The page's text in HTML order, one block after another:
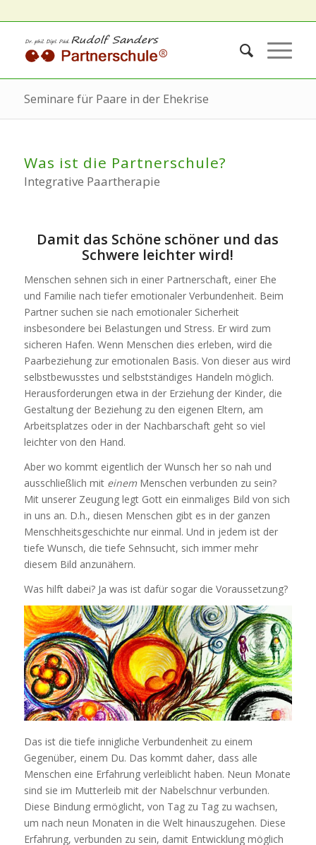
Seminare für Paare in der Ehekrise
Was ist die Partnerschule?
Integrative Paartherapie
Damit das Schöne schöner und das
Schwere leichter wird!
Menschen sehnen sich in einer Partnerschaft, einer Ehe
und Familie nach tiefer emotionaler Verbundenheit. Beim
Partner suchen sie nach emotionaler Sicherheit
insbesondere bei Belastungen und Stress. Er wird zum
sicheren Hafen. Wenn Menschen dies erleben, wird die
Paarbeziehung zur emotionalen Basis. Von dieser aus wird
selbstbewusstes und selbstständiges Handeln möglich.
Herausforderungen etwa in der Erziehung der Kinder, die
Gestaltung der Beziehung zu den eigenen Eltern, am
Arbeitsplatzes oder in der Nachbarschaft geht so viel
leichter von den Hand.
Aber wo kommt eigentlich der Wunsch her so nah und
ausschließlich mit einemMenschen verbunden zu sein?
Mit unserer Zeugung legt Gott ein einmaliges Bild von sich
in uns an. D.h., diesen Menschen gibt es in der ganzen
Menschheitsgeschichte nur einmal. Und in jedem ist der
tiefe Wunsch, die tiefe Sehnsucht, sich immer mehr
diesem Bild anzunähern.
Was hilft dabei? Ja was ist dafür sogar die Voraussetzung?
Das ist die tiefe innigliche Verbundenheit zu einem
Gegenüber, einem Du. Das kommt daher, dass alle
Menschen eine Erfahrung verleiblicht haben. Neun Monate
sind sie im Mutterleib mit der Nabelschnur verbunden.
Diese Bindung ermöglicht, von Tag zu Tag zu wachsen,
um nach neun Monaten in die Welt hinauszugehen. Diese
Erfahrung, verbunden zu sein, damit Entwicklung möglich